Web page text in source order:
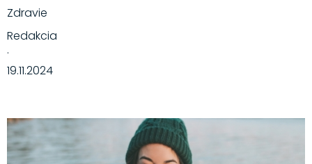
Zdravie
Redakcia
·
19.11.2024